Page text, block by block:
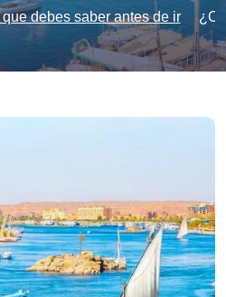
debes saber antes de ir